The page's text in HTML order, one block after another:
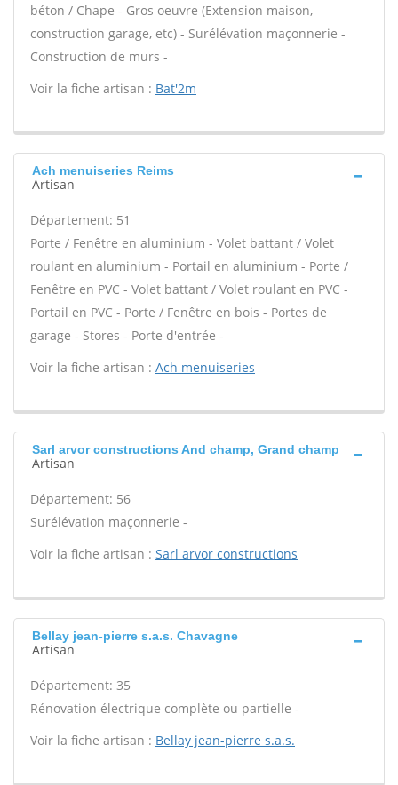
béton / Chape - Gros oeuvre (Extension maison,
construction garage, etc) - Surélévation maçonnerie -
Construction de murs -
Voir la fiche artisan : Bat'2m
Ach menuiseries Reims
Artisan
Département: 51
Porte / Fenêtre en aluminium - Volet battant / Volet
roulant en aluminium - Portail en aluminium - Porte /
Fenêtre en PVC - Volet battant / Volet roulant en PVC -
Portail en PVC - Porte / Fenêtre en bois - Portes de
garage - Stores - Porte d'entrée -
Voir la fiche artisan : Ach menuiseries
Sarl arvor constructions And champ, Grand champ
Artisan
Département: 56
Surélévation maçonnerie -
Voir la fiche artisan : Sarl arvor constructions
Bellay jean-pierre s.a.s. Chavagne
Artisan
Département: 35
Rénovation électrique complète ou partielle -
Voir la fiche artisan : Bellay jean-pierre s.a.s.